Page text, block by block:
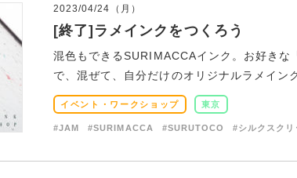
2023/04/24（月）
[終了]ラメインクをつくろう
混色もできるSURIMACCAインク。お好きな
で、混ぜて、自分だけのオリジナルラメイン
イベント・ワークショップ 東京
#JAM #SURIMACCA #SURUTOCO #シルクスクリ